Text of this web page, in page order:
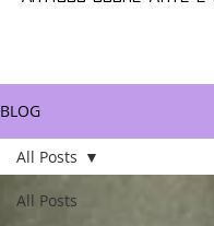
BLOG
All Posts
All Posts